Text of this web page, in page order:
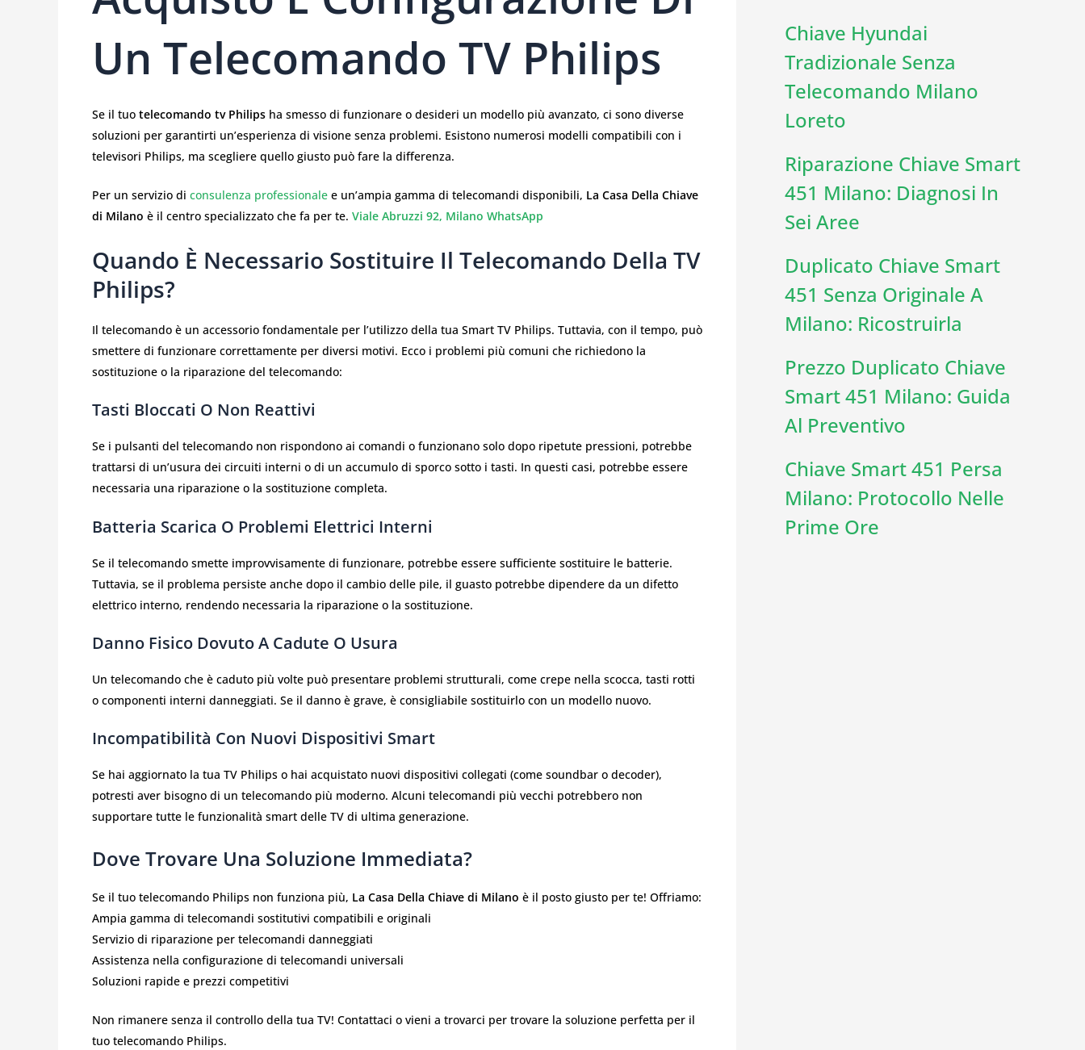
Un Telecomando TV Philips
Se il tuo telecomando tv Philips ha smesso di funzionare o desideri un modello più avanzato, ci sono diverse
soluzioni per garantirti un’esperienza di visione senza problemi. Esistono numerosi modelli compatibili con i
televisori Philips, ma scegliere quello giusto può fare la differenza.
Per un servizio di consulenza professionale e un’ampia gamma di telecomandi disponibili, La Casa Della Chiave
di Milano è il centro specializzato che fa per te. Viale Abruzzi 92, Milano WhatsApp
Quando È Necessario Sostituire Il Telecomando Della TV
Philips?
Il telecomando è un accessorio fondamentale per l’utilizzo della tua Smart TV Philips. Tuttavia, con il tempo, può
smettere di funzionare correttamente per diversi motivi. Ecco i problemi più comuni che richiedono la
sostituzione o la riparazione del telecomando:
Tasti Bloccati O Non Reattivi
Se i pulsanti del telecomando non rispondono ai comandi o funzionano solo dopo ripetute pressioni, potrebbe
trattarsi di un’usura dei circuiti interni o di un accumulo di sporco sotto i tasti. In questi casi, potrebbe essere
necessaria una riparazione o la sostituzione completa.
Batteria Scarica O Problemi Elettrici Interni
Se il telecomando smette improvvisamente di funzionare, potrebbe essere sufficiente sostituire le batterie.
Tuttavia, se il problema persiste anche dopo il cambio delle pile, il guasto potrebbe dipendere da un difetto
elettrico interno, rendendo necessaria la riparazione o la sostituzione.
Danno Fisico Dovuto A Cadute O Usura
Un telecomando che è caduto più volte può presentare problemi strutturali, come crepe nella scocca, tasti rotti
o componenti interni danneggiati. Se il danno è grave, è consigliabile sostituirlo con un modello nuovo.
Incompatibilità Con Nuovi Dispositivi Smart
Se hai aggiornato la tua TV Philips o hai acquistato nuovi dispositivi collegati (come soundbar o decoder),
potresti aver bisogno di un telecomando più moderno. Alcuni telecomandi più vecchi potrebbero non
supportare tutte le funzionalità smart delle TV di ultima generazione.
Dove Trovare Una Soluzione Immediata?
Se il tuo telecomando Philips non funziona più, La Casa Della Chiave di Milano è il posto giusto per te! Offriamo:
Ampia gamma di telecomandi sostitutivi compatibili e originali
Servizio di riparazione per telecomandi danneggiati
Assistenza nella configurazione di telecomandi universali
Soluzioni rapide e prezzi competitivi
Non rimanere senza il controllo della tua TV! Contattaci o vieni a trovarci per trovare la soluzione perfetta per il
tuo telecomando Philips.
Chiave Hyundai
Tradizionale Senza
Telecomando Milano
Loreto
Riparazione Chiave Smart
451 Milano: Diagnosi In
Sei Aree
Duplicato Chiave Smart
451 Senza Originale A
Milano: Ricostruirla
Prezzo Duplicato Chiave
Smart 451 Milano: Guida
Al Preventivo
Chiave Smart 451 Persa
Milano: Protocollo Nelle
Prime Ore